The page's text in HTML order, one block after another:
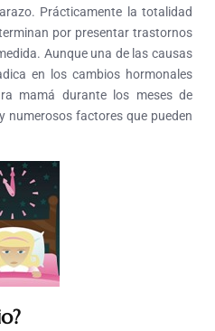
Prácticamente la totalidad
por presentar trastornos
Aunque una de las causas
en los cambios hormonales
mamá durante los meses de
numerosos factores que pueden